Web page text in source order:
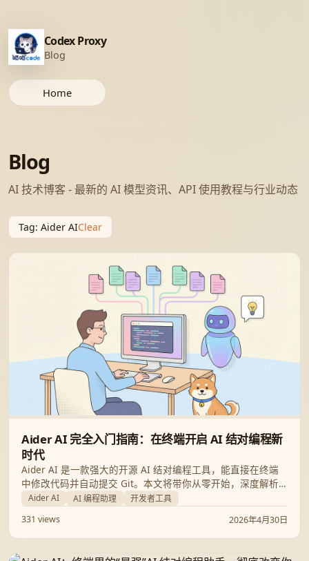
Codex Proxy
Blog
Home
Blog
AI 技术博客 - 最新的 AI 模型资讯、API 使用教程与行业动态
Tag: Aider AIClear
Aider AI 完全入门指南：在终端开启 AI 结对编程新
时代
Aider AI 是一款强大的开源 AI 结对编程工具，能直接在终端
中修改代码并自动提交 Git。本文将带你从零开始，深度解析
Aider 的安装、LLM 连接及进阶配置，助你实现高效编程。
Aider AI AI 编程助理
开发者工具
331 views
2026年4月30日